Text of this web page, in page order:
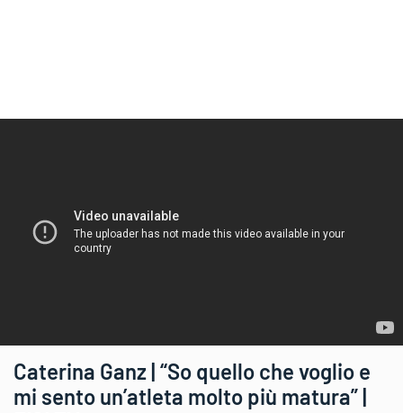
Caterina Ganz | “So quello che voglio e
mi sento un’atleta molto più matura” |